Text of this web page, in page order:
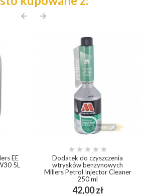
arrow_back arrow_forward
EE
5L
    
Dodatek do czyszczenia
wtrysków benzynowych
Millers Petrol Injector Cleaner
250 ml
42,00 złCena